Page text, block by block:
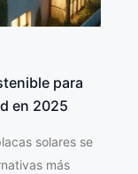
para
en 2025
solares se
más